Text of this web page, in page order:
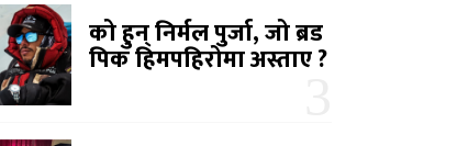
को हुन् निर्मल पुर्जा, जो ब्रड
पिक हिमपहिरोमा अस्ताए ?